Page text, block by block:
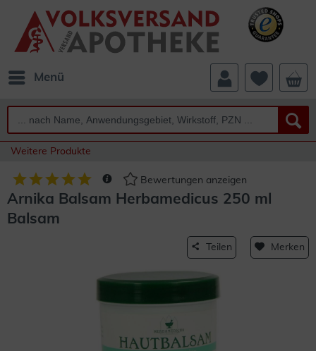
Menü
Weitere Produkte
Bewertungen anzeigen
Arnika Balsam Herbamedicus 250 ml
Balsam
Teilen Merken